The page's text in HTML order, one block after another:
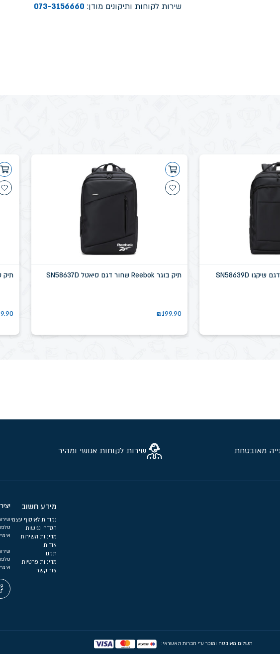
שירות לקוחות ותיקונים מודן: 073-3156660
תיק בוגר Reebok שחור דגם סיאטל SN58637D
₪199.90
תיק
מאובטחת שירות לקוחות אנושי ומהיר
מידע חשוב
נקודות לאיסוף עצמי
הסדרי נגישות
מדיניות השירות
אודות
תקנון
מדיניות פרטיות
צור קשר
תשלום מאובטח ומוכר ע״י חברות האשראי: